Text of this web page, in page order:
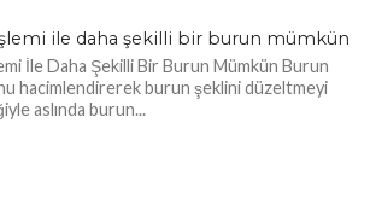
ile daha şekilli bir burun mümkün
İle Daha Şekilli Bir Burun Mümkün Burun
hacimlendirerek burun şeklini düzeltmeyi
aslında burun...